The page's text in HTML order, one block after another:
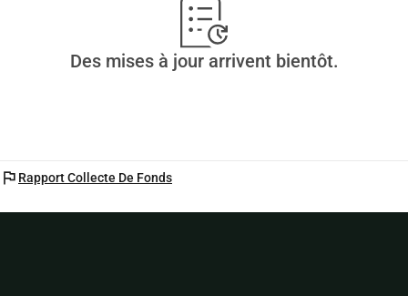
Des mises à jour arrivent bientôt.
flag Rapport Collecte De Fonds